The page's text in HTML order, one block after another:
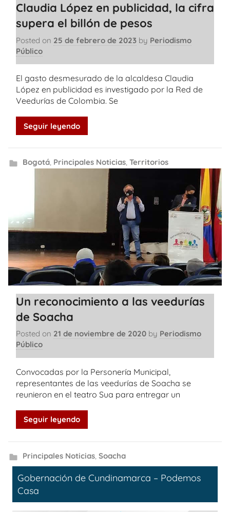
Claudia López en publicidad, la cifra
supera el billón de pesos
Posted on 25 de febrero de 2023 by Periodismo
Público
El gasto desmesurado de la alcaldesa Claudia
López en publicidad es investigado por la Red de
Veedurías de Colombia. Se
Seguir leyendo
Bogotá, Principales Noticias, Territorios
Un reconocimiento a las veedurías
de Soacha
Posted on 21 de noviembre de 2020 by Periodismo
Público
Convocadas por la Personería Municipal,
representantes de las veedurías de Soacha se
reunieron en el teatro Sua para entregar un
Seguir leyendo
Principales Noticias, Soacha
Gobernación de Cundinamarca – Podemos
Casa